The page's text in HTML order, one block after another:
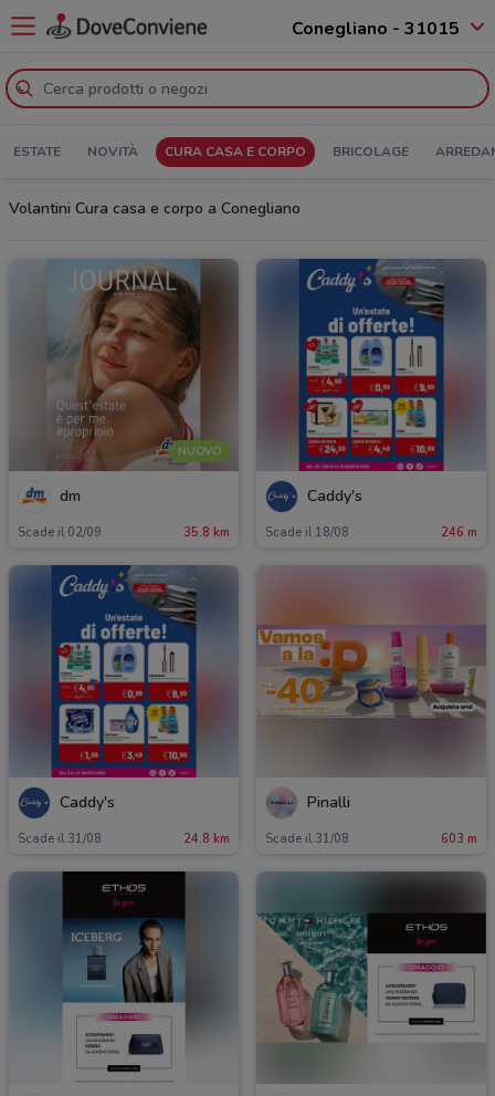
Conegliano - 31015
ESTATE NOVITÀ CURA CASA E CORPO BRICOLAGE
Volantini Cura casa e corpo a Conegliano
NUOVO
dm
Scade il 02/09 35.8 km
Caddy's
Scade il 18/08 246 m
Caddy's
Scade il 31/08 24.8 km
Pinalli
Scade il 31/08 603 m